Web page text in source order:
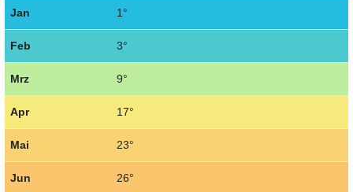
Jan 1°
Feb 3°
Mrz 9°
Apr 17°
Mai 23°
Jun 26°